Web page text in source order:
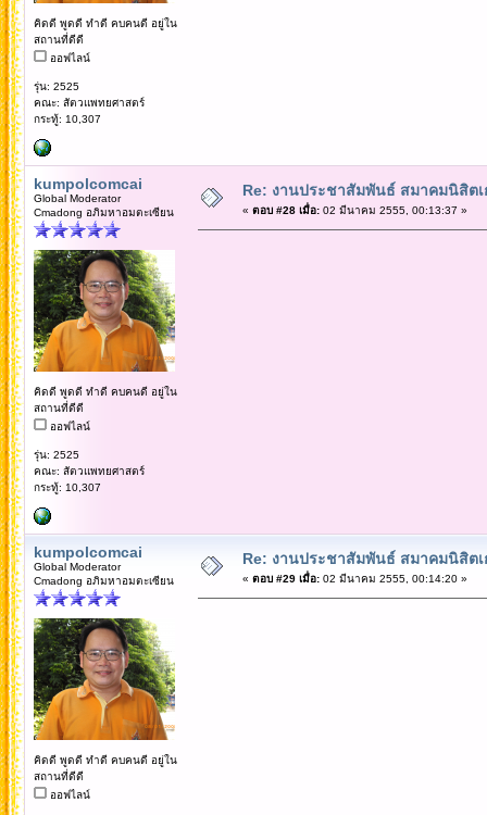
คิดดี พูดดี ทำดี คบคนดี อยู่ใน
สถานที่ดีดี
ออฟไลน์
รุ่น: 2525
คณะ: สัตวแพทยศาสตร์
กระทู้: 10,307
kumpolcomcai
Global Moderator
Cmadong อภิมหาอมตะเซียน
คิดดี พูดดี ทำดี คบคนดี อยู่ใน
สถานที่ดีดี
ออฟไลน์
รุ่น: 2525
คณะ: สัตวแพทยศาสตร์
กระทู้: 10,307
Re: งานประชาสัมพันธ์ สมาคมนิสิต
« ตอบ #28 เมื่อ:02 มีนาคม 2555, 00:13:37 »
kumpolcomcai
Global Moderator
Cmadong อภิมหาอมตะเซียน
คิดดี พูดดี ทำดี คบคนดี อยู่ใน
สถานที่ดีดี
ออฟไลน์
Re: งานประชาสัมพันธ์ สมาคมนิสิต
« ตอบ #29 เมื่อ:02 มีนาคม 2555, 00:14:20 »